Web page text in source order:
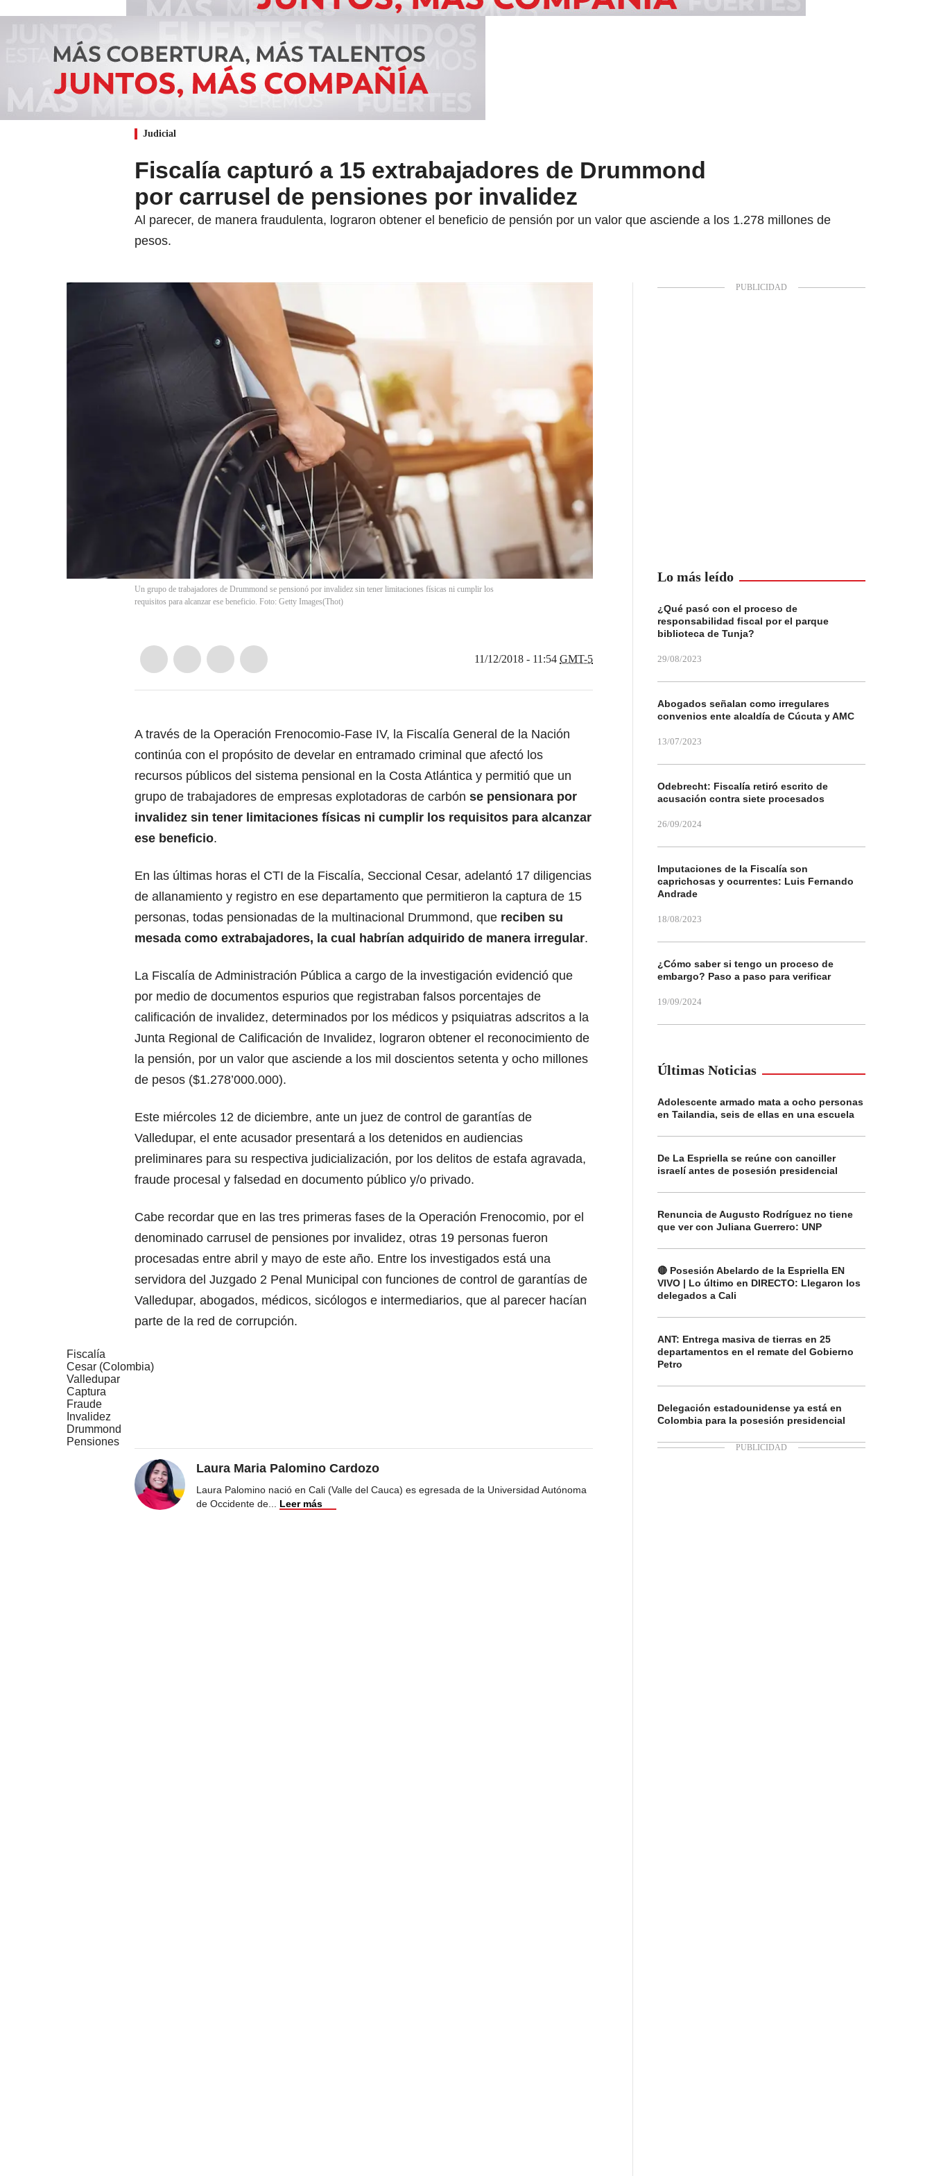
Judicial
Fiscalía capturó a 15 extrabajadores de Drummond
por carrusel de pensiones por invalidez
Al parecer, de manera fraudulenta, lograron obtener el beneficio de pensión por un valor que asciende a los 1.278 millones de
pesos.
Un grupo de trabajadores de Drummond se pensionó por invalidez sin tener limitaciones físicas ni cumplir los
requisitos para alcanzar ese beneficio. Foto: Getty Images(Thot)
11/12/2018 - 11:54 GMT-5
A través de la Operación Frenocomio-Fase IV, la Fiscalía General de la Nación
continúa con el propósito de develar en entramado criminal que afectó los
recursos públicos del sistema pensional en la Costa Atlántica y permitió que un
grupo de trabajadores de empresas explotadoras de carbón se pensionara por
invalidez sin tener limitaciones físicas ni cumplir los requisitos para alcanzar
ese beneficio.
En las últimas horas el CTI de la Fiscalía, Seccional Cesar, adelantó 17 diligencias
de allanamiento y registro en ese departamento que permitieron la captura de 15
personas, todas pensionadas de la multinacional Drummond, que reciben su
mesada como extrabajadores, la cual habrían adquirido de manera irregular.
La Fiscalía de Administración Pública a cargo de la investigación evidenció que
por medio de documentos espurios que registraban falsos porcentajes de
calificación de invalidez, determinados por los médicos y psiquiatras adscritos a la
Junta Regional de Calificación de Invalidez, lograron obtener el reconocimiento de
la pensión, por un valor que asciende a los mil doscientos setenta y ocho millones
de pesos ($1.278’000.000).
Este miércoles 12 de diciembre, ante un juez de control de garantías de
Valledupar, el ente acusador presentará a los detenidos en audiencias
preliminares para su respectiva judicialización, por los delitos de estafa agravada,
fraude procesal y falsedad en documento público y/o privado.
Cabe recordar que en las tres primeras fases de la Operación Frenocomio, por el
denominado carrusel de pensiones por invalidez, otras 19 personas fueron
procesadas entre abril y mayo de este año. Entre los investigados está una
servidora del Juzgado 2 Penal Municipal con funciones de control de garantías de
Valledupar, abogados, médicos, sicólogos e intermediarios, que al parecer hacían
parte de la red de corrupción.
Fiscalía
Cesar (Colombia)
Valledupar
Captura
Fraude
Invalidez
Drummond
Pensiones
Laura Maria Palomino Cardozo
Laura Palomino nació en Cali (Valle del Cauca) es egresada de la Universidad Autónoma
de Occidente de
Leer más
Lo más leído
¿Qué pasó con el proceso de
responsabilidad fiscal por el parque
biblioteca de Tunja?
29/08/2023
Abogados señalan como irregulares
convenios ente alcaldía de Cúcuta y AMC
13/07/2023
Odebrecht: Fiscalía retiró escrito de
acusación contra siete procesados
26/09/2024
Imputaciones de la Fiscalía son
caprichosas y ocurrentes: Luis Fernando
Andrade
18/08/2023
¿Cómo saber si tengo un proceso de
embargo? Paso a paso para verificar
19/09/2024
Últimas Noticias
Adolescente armado mata a ocho personas
en Tailandia, seis de ellas en una escuela
De La Espriella se reúne con canciller
israelí antes de posesión presidencial
Renuncia de Augusto Rodríguez no tiene
que ver con Juliana Guerrero: UNP
🔴 Posesión Abelardo de la Espriella EN
VIVO | Lo último en DIRECTO: Llegaron los
delegados a Cali
ANT: Entrega masiva de tierras en 25
departamentos en el remate del Gobierno
Petro
Delegación estadounidense ya está en
Colombia para la posesión presidencial